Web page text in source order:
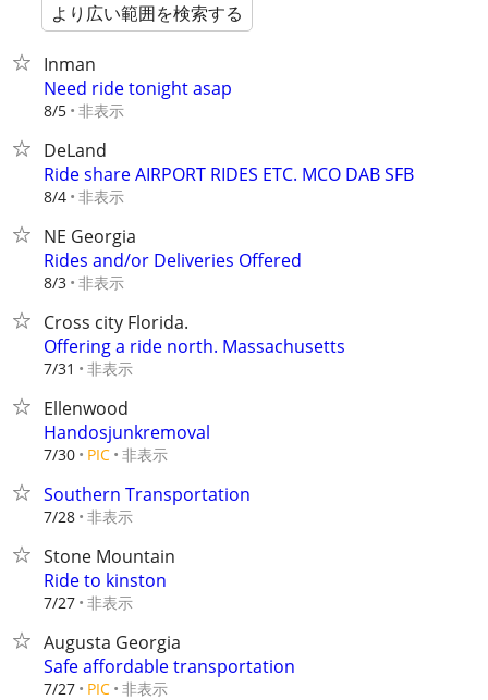
より広い範囲を検索する
Inman
Need ride tonight asap
8/5 非表示
DeLand
Ride share AIRPORT RIDES ETC. MCO DAB SFB
8/4 非表示
NE Georgia
Rides and/or Deliveries Offered
8/3 非表示
Cross city Florida.
Offering a ride north. Massachusetts
7/31 非表示
Ellenwood
Handosjunkremoval
7/30 PIC 非表示
Southern Transportation
7/28 非表示
Stone Mountain
Ride to kinston
7/27 非表示
Augusta Georgia
Safe affordable transportation
7/27 PIC 非表示